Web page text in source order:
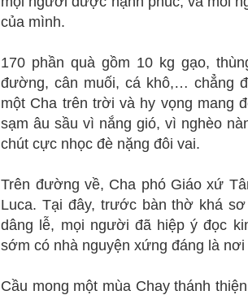
của mình.
170 phần quà gồm 10 kg gạo,
đường, cân muối, cá khô,… chẳng
một Cha trên trời và hy vọng mang
sạm âu sầu vì nắng gió, vì nghèo
chút cực nhọc đè nặng đôi vai.
Trên đường về, Cha phó Giáo xứ
Luca. Tại đây, trước bàn thờ khá
dâng lễ, mọi người đã hiệp ý đọc
sớm có nhà nguyện xứng đáng là
Cầu mong một mùa Chay thánh